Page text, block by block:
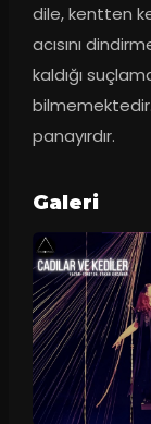
dile, kentten
acısını
kaldığı
panayırdır.
Galeri